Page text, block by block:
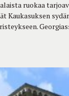
ruokaa
Kaukasuksen